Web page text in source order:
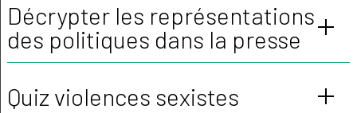
Décrypter les représentations
des politiques dans la presse
Quiz violences sexistes